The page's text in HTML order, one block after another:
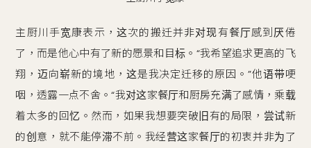
主厨川手宽康表示，这次的搬迁并非对现有餐厅感到厌倦
了，而是他心中有了新的愿景和目标。“我希望追求更高的飞
翔，迈向崭新的境地，这是我决定迁移的原因。”他语带哽
咽，透露一点不舍。“我对这家餐厅和厨房充满了感情，乘载
着太多的回忆。然而，如果我想要突破旧有的局限，尝试新
的创意，就不能停滞不前。我经营这家餐厅的初衷并非为了